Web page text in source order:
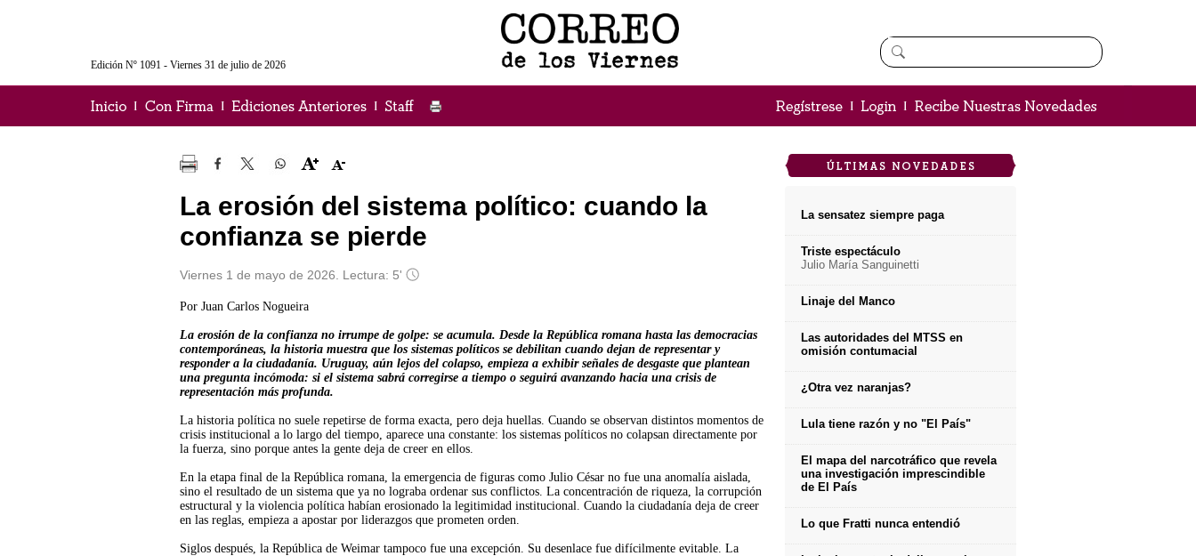
Edición Nº 1091 - Viernes 31 de julio de 2026
La erosión del sistema político: cuando la
confianza se pierde
Viernes 1 de mayo de 2026. Lectura: 5'
Por Juan Carlos Nogueira
La erosión de la confianza no irrumpe de golpe: se acumula. Desde la República romana hasta las democracias
contemporáneas, la historia muestra que los sistemas políticos se debilitan cuando dejan de representar y
responder a la ciudadanía. Uruguay, aún lejos del colapso, empieza a exhibir señales de desgaste que plantean
una pregunta incómoda: si el sistema sabrá corregirse a tiempo o seguirá avanzando hacia una crisis de
representación más profunda.
La historia política no suele repetirse de forma exacta, pero deja huellas. Cuando se observan distintos momentos de
crisis institucional a lo largo del tiempo, aparece una constante: los sistemas políticos no colapsan directamente por
la fuerza, sino porque antes la gente deja de creer en ellos.
En la etapa final de la República romana, la emergencia de figuras como Julio César no fue una anomalía aislada,
sino el resultado de un sistema que ya no lograba ordenar sus conflictos. La concentración de riqueza, la corrupción
estructural y la violencia política habían erosionado la legitimidad institucional. Cuando la ciudadanía deja de creer
en las reglas, empieza a apostar por liderazgos que prometen orden.
Siglos después, la República de Weimar tampoco fue una excepción. Su desenlace fue difícilmente evitable. La
La sensatez siempre paga
Triste espectáculo
Julio María Sanguinetti
Linaje del Manco
Las autoridades del MTSS en
omisión contumacial
¿Otra vez naranjas?
Lula tiene razón y no "El País"
El mapa del narcotráfico que revela
una investigación imprescindible
de El País
Lo que Fratti nunca entendió